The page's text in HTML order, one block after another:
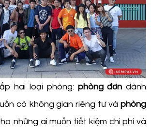
hai loại phòng: phòng đơn dành
có không gian riêng tư và phòng
những ai muốn tiết kiệm chi phí và